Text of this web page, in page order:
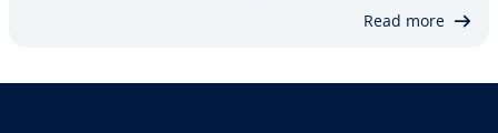
Read more